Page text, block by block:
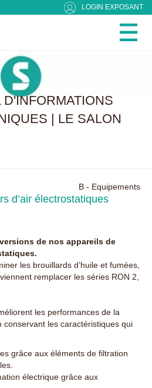
LOGIN EXPOSANT
D'INFORMATIONS
| LE SALON
B - Equipements
d’air électrostatiques
de nos appareils de
les brouillards d’huile et fumées,
remplacer les séries RON 2,
les performances de la
les caractéristiques qui
grâce aux éléments de filtration
électrique grâce aux